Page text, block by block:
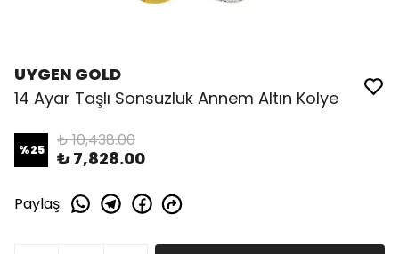
UYGEN GOLD
14 Ayar Taşlı Sonsuzluk Annem Altın Kolye
%25 ₺ 10,438.00
₺ 7,828.00
Paylaş: